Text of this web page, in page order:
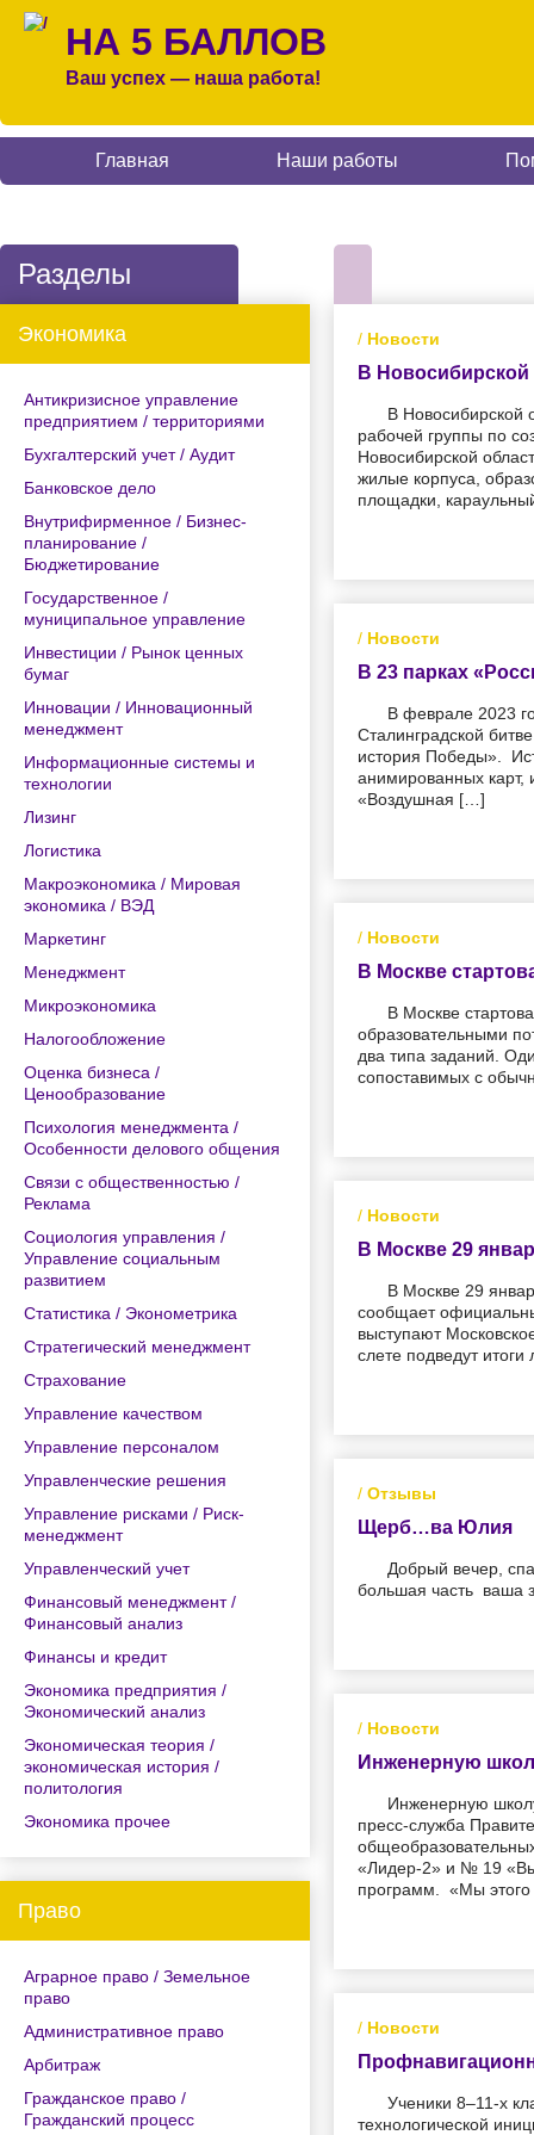
НА 5 БАЛЛОВ
Ваш успех — наша работа!
Главная Наши работы
Разделы
Экономика
Антикризисное управление
предприятием / территориями
Бухгалтерский учет / Аудит
Банковское дело
Внутрифирменное / Бизнес-
планирование /
Бюджетирование
Государственное /
муниципальное управление
Инвестиции / Рынок ценных
бумаг
Инновации / Инновационный
менеджмент
Информационные системы и
технологии
Лизинг
Логистика
Макроэкономика / Мировая
экономика / ВЭД
Маркетинг
Менеджмент
Микроэкономика
Налогообложение
Оценка бизнеса /
Ценообразование
Психология менеджмента /
Особенности делового общения
Связи с общественностью /
Реклама
Социология управления /
Управление социальным
развитием
Статистика / Эконометрика
Стратегический менеджмент
Страхование
Управление качеством
Управление персоналом
Управленческие решения
Управление рисками / Риск-
менеджмент
Управленческий учет
Финансовый менеджмент /
Финансовый анализ
Финансы и кредит
Экономика предприятия /
Экономический анализ
Экономическая теория /
экономическая история /
политология
Экономика прочее
Право
Аграрное право / Земельное
право
Административное право
Арбитраж
Гражданское право /
Гражданский процесс
/ Новости
В Новосибирской
В Новосибирской
рабочей группы по
Новосибирской
жилые корпуса,
площадки,
/ Новости
В 23 парках
В феврале 2023
Сталинградской
история Победы».
анимированных карт,
«Воздушная […]
/ Новости
В Москве
В Москве
образовательными
два типа заданий.
сопоставимых с
/ Новости
В Москве 29
В Москве 29
сообщает
выступают
слете подведут
/ Отзывы
Щерб…ва Юлия
Добрый вечер,
большая часть ваша
/ Новости
Инженерную
Инженерную
пресс-служба
«Лидер-2» и № 19
программ. «Мы
/ Новости
Ученики 8–11-х
технологической